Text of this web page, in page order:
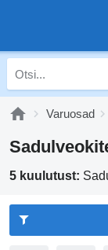
Varuosad
5 kuulutust: